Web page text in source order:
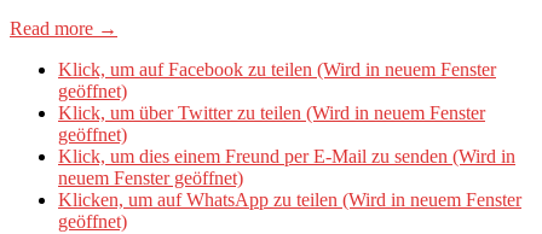
Read more →
Klick, um auf Facebook zu teilen (Wird in neuem Fenster
geöffnet)
Klick, um über Twitter zu teilen (Wird in neuem Fenster
geöffnet)
Klick, um dies einem Freund per E-Mail zu senden (Wird in
neuem Fenster geöffnet)
Klicken, um auf WhatsApp zu teilen (Wird in neuem Fenster
geöffnet)